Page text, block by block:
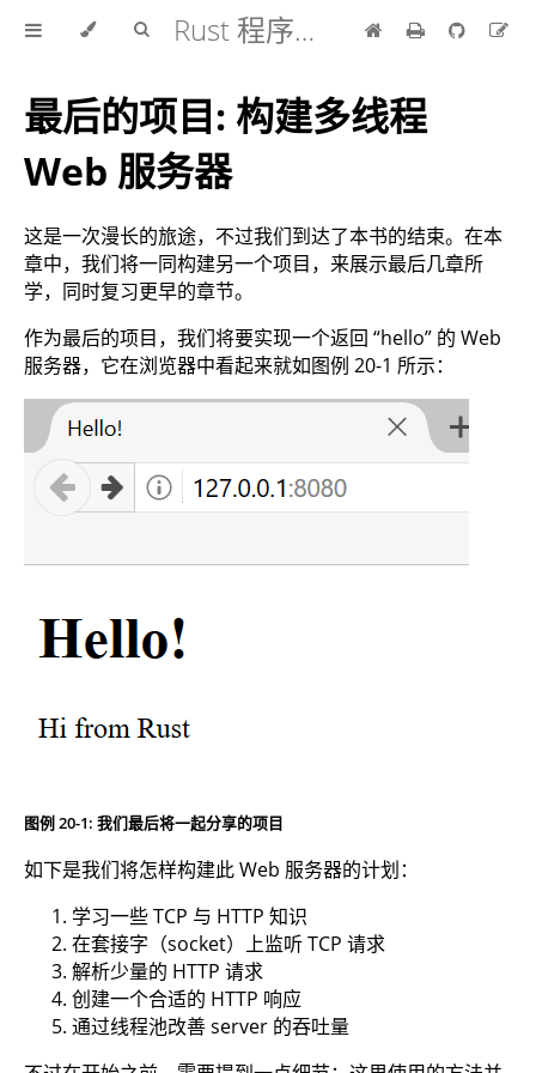
Rust 程序设计语言 中文版
最后的项目: 构建多线程
Web 服务器
这是一次漫长的旅途，不过我们到达了本书的结束。在本
章中，我们将一同构建另一个项目，来展示最后几章所
学，同时复习更早的章节。
作为最后的项目，我们将要实现一个返回 “hello” 的 Web
服务器，它在浏览器中看起来就如图例 20-1 所示：
图例 20-1: 我们最后将一起分享的项目
如下是我们将怎样构建此 Web 服务器的计划：
学习一些 TCP 与 HTTP 知识
在套接字（socket）上监听 TCP 请求
解析少量的 HTTP 请求
创建一个合适的 HTTP 响应
通过线程池改善 server 的吞吐量